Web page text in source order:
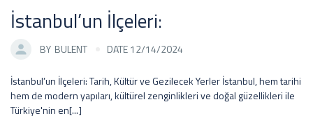
İstanbul’un İlçeleri:
BY BULENT DATE 12/14/2024
İstanbul’un İlçeleri: Tarih, Kültür ve Gezilecek Yerler İstanbul, hem tarihi
hem de modern yapıları, kültürel zenginlikleri ve doğal güzellikleri ile
Türkiye'nin en[...]